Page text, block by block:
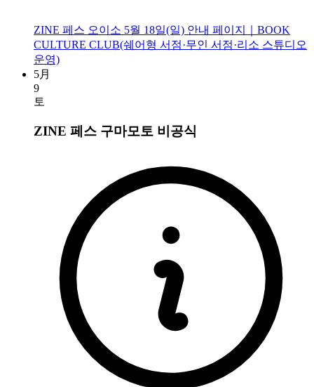
ZINE 페스 오이소 5월 18일(일) 안내 페이지｜BOOK
CULTURE CLUB(쉐어형 서점·무인 서점·리소 스튜디오
운영)
5月
9
토
ZINE 페스 구마모토 비공식